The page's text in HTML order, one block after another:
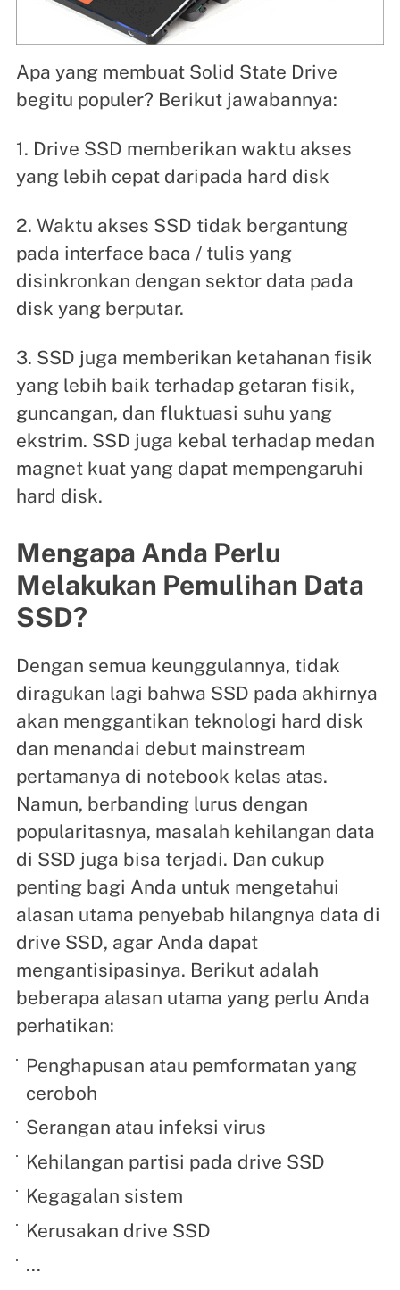
Apa yang membuat Solid State Drive
begitu populer? Berikut jawabannya:
1. Drive SSD memberikan waktu akses
yang lebih cepat daripada hard disk
2. Waktu akses SSD tidak bergantung
pada interface baca / tulis yang
disinkronkan dengan sektor data pada
disk yang berputar.
3. SSD juga memberikan ketahanan fisik
yang lebih baik terhadap getaran fisik,
guncangan, dan fluktuasi suhu yang
ekstrim. SSD juga kebal terhadap medan
magnet kuat yang dapat mempengaruhi
hard disk.
Mengapa Anda Perlu
Melakukan Pemulihan Data
SSD?
Dengan semua keunggulannya, tidak
diragukan lagi bahwa SSD pada akhirnya
akan menggantikan teknologi hard disk
dan menandai debut mainstream
pertamanya di notebook kelas atas.
Namun, berbanding lurus dengan
popularitasnya, masalah kehilangan data
di SSD juga bisa terjadi. Dan cukup
penting bagi Anda untuk mengetahui
alasan utama penyebab hilangnya data di
drive SSD, agar Anda dapat
mengantisipasinya. Berikut adalah
beberapa alasan utama yang perlu Anda
perhatikan:
Penghapusan atau pemformatan yang
ceroboh
Serangan atau infeksi virus
Kehilangan partisi pada drive SSD
Kegagalan sistem
Kerusakan drive SSD
...